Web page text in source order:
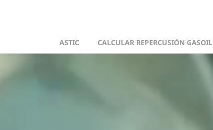
ASTIC CALCULAR REPERCUSIÓN GASOIL